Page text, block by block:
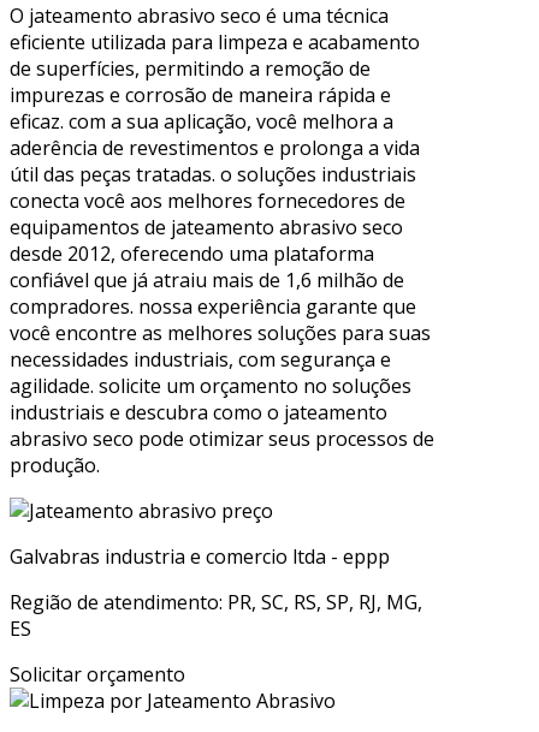
O jateamento abrasivo seco é uma técnica
eficiente utilizada para limpeza e acabamento
de superfícies, permitindo a remoção de
impurezas e corrosão de maneira rápida e
eficaz. com a sua aplicação, você melhora a
aderência de revestimentos e prolonga a vida
útil das peças tratadas. o soluções industriais
conecta você aos melhores fornecedores de
equipamentos de jateamento abrasivo seco
desde 2012, oferecendo uma plataforma
confiável que já atraiu mais de 1,6 milhão de
compradores. nossa experiência garante que
você encontre as melhores soluções para suas
necessidades industriais, com segurança e
agilidade. solicite um orçamento no soluções
industriais e descubra como o jateamento
abrasivo seco pode otimizar seus processos de
produção.
Galvabras industria e comercio ltda - eppp
Região de atendimento: PR, SC, RS, SP, RJ, MG,
ES
Solicitar orçamento